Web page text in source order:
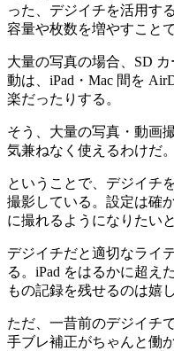
った、デジイチを活用す
容量や枚数を増やすこと
大量の写真の場合、SD
動は、iPad・Mac 間を
楽だったりする。
そう、大量の写真・動画
気兼ねなく使えるわけだ。
ということで、デジイチ
撮影している。設定は確
に撮れるようになりたい
デジイチだと適切なライ
る。iPad をはるかに超え
もの記録を残せるのは嬉し
ただ、一昔前のデジイチ
手ブレ補正がちゃんと働